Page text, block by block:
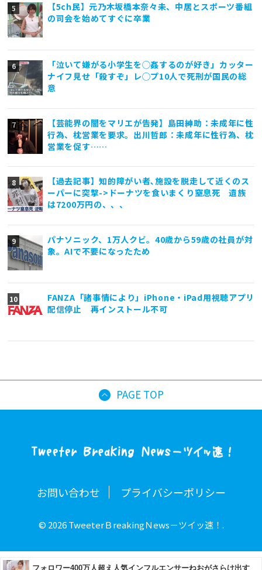
【5ch民】元乃木坂橋本奈々未、中居とスポーツ番組
の司会を始めてすぐに卒業
「泣いて嫌がる小学生を◯姦するのが好き」カッター
ナイフ見せ「殺すぞ」レ◯プ10人で死刑が国民の総
意
【芸能界の闇をマリエが告発】島田紳助：未成年に性
行為、枕営業を要求。出川哲郎：未成年に性行為、枕
営業を促す……
【過去記事】知的障がい者､施設を脱走して近くのス
ーパーに突撃->ドーナツを食いまくり窒息死 遺族
は7200万円の、、、
パナソニック、1万人クビ。40歳から59歳の社員が対
象。AIで不要になったため
FANZA「諸事情により」iPhone・iPad用視聴アプリ
配信停止 再インストール不可
PAGE TOP
お問い合わせ プライバシーポリシー
© 2026 TweeterＢreakingＮews－ツイッ速！.